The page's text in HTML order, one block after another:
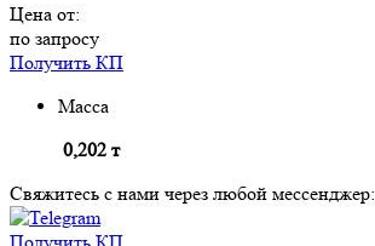
Цена от:
по запросу
Получить КП
Масса
0,202 т
Свяжитесь с нами через любой мессенджер: